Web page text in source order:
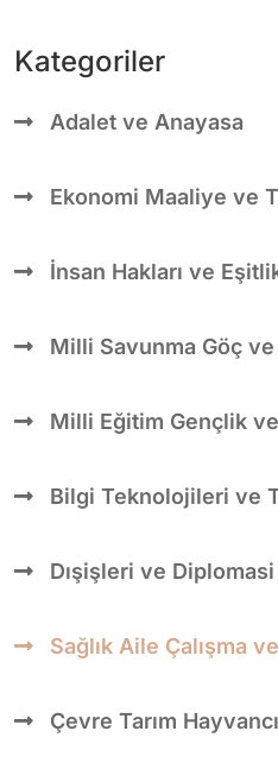
Kategoriler
Adalet ve Anayasa
Ekonomi Maaliye ve
İnsan Hakları ve
Milli Savunma Göç
Milli Eğitim Gençlik
Bilgi Teknolojileri ve
Dışişleri ve Diplomasi
Sağlık Aile Çalışma
Çevre Tarım